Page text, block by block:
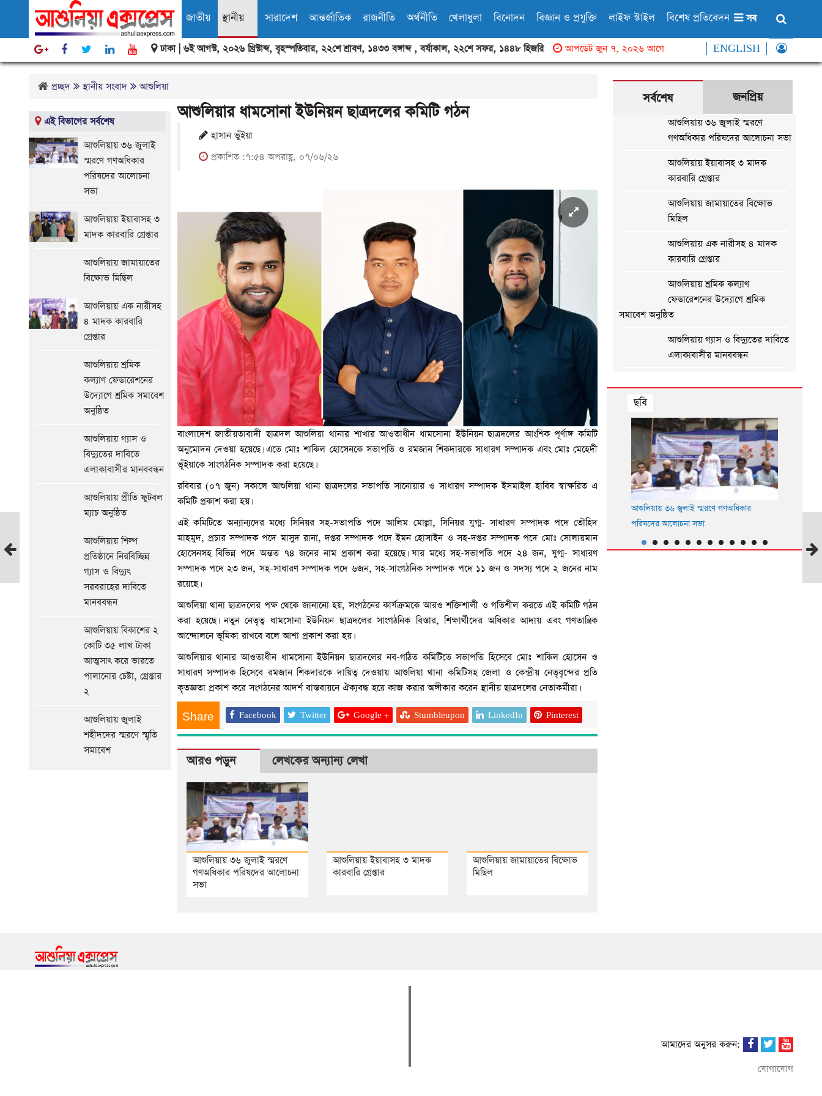
জাতীয় স্থানীয় সারাদেশ আন্তর্জাতিক রাজনীতি অর্থনীতি খেলাধুলা বিনোদন বিজ্ঞান ও প্রযুক্তি লাইফ স্টাইল বিশেষ প্রতিবেদন
বিবিধ
সব
ঢাকা | ৬ই আগস্ট, ২০২৬ খ্রিস্টাব্দ,বৃহস্পতিবার, ২২শে শ্রাবণ, ১৪৩৩ বঙ্গাব্দ,বর্ষাকাল, ২২শে সফর, ১৪৪৮ হিজরি আপডেট জুন ৭, ২০২৬ আগে ENGLISH
ছাত্রলীগের
সক্রিয়
কর্মী
রুবেল
গ্রেপ্তার
প্রচ্ছদ স্থানীয় সংবাদ আশুলিয়া
আশুলিয়ার ধামসোনা ইউনিয়ন ছাত্রদলের কমিটি গঠন
হাসান ভুঁইয়া
প্রকাশিত :৭:৫৪ অপরাহ্ণ, ০৭/০৬/২৬
বাংলাদেশ জাতীয়তাবাদী ছাত্রদল আশুলিয়া থানার শাখার আওতাধীন ধামসোনা ইউনিয়ন ছাত্রদলের আংশিক পূর্ণাঙ্গ কমিটি
অনুমোদন দেওয়া হয়েছে। এতে মোঃ শাকিল হোসেনকে সভাপতি ও রমজান শিকদারকে সাধারণ সম্পাদক এবং মোঃ মেহেদী
ভূঁইয়াকে সাংগঠনিক সম্পাদক করা হয়েছে।
রবিবার (০৭ জুন) সকালে আশুলিয়া থানা ছাত্রদলের সভাপতি সানোয়ার ও সাধারণ সম্পাদক ইসমাইল হাবিব স্বাক্ষরিত এ
কমিটি প্রকাশ করা হয়।
এই কমিটিতে অন্যান্যদের মধ্যে সিনিয়র সহ-সভাপতি পদে আলিম মোল্লা, সিনিয়র যুগ্ম- সাধারণ সম্পাদক পদে তৌহিদ
মাহমুদ, প্রচার সম্পাদক পদে মাসুদ রানা, দপ্তর সম্পাদক পদে ইমন হোসাইন ও সহ-দপ্তর সম্পাদক পদে মোঃ সোলায়মান
হোসেনসহ বিভিন্ন পদে অন্তত ৭৪ জনের নাম প্রকাশ করা হয়েছে। যার মধ্যে সহ-সভাপতি পদে ২৪ জন, যুগ্ম- সাধারণ
সম্পাদক পদে ২৩ জন, সহ-সাধারণ সম্পাদক পদে ৬জন, সহ-সাংগঠনিক সম্পাদক পদে ১১ জন ও সদস্য পদে ২ জনের নাম
রয়েছে।
আশুলিয়া থানা ছাত্রদলের পক্ষ থেকে জানানো হয়, সংগঠনের কার্যক্রমকে আরও শক্তিশালী ও গতিশীল করতে এই কমিটি গঠন
করা হয়েছে। নতুন নেতৃত্ব ধামসোনা ইউনিয়ন ছাত্রদলের সাংগঠনিক বিস্তার, শিক্ষার্থীদের অধিকার আদায় এবং গণতান্ত্রিক
আন্দোলনে ভূমিকা রাখবে বলে আশা প্রকাশ করা হয়।
আশুলিয়ার থানার আওতাধীন ধামসোনা ইউনিয়ন ছাত্রদলের নব-গঠিত কমিটিতে সভাপতি হিসেবে মোঃ শাকিল হোসেন ও
সাধারণ সম্পাদক হিসেবে রমজান শিকদারকে দায়িত্ব দেওয়ায় আশুলিয়া থানা কমিটিসহ জেলা ও কেন্দ্রীয় নেতৃবৃন্দের প্রতি
কৃতজ্ঞতা প্রকাশ করে সংগঠনের আদর্শ বাস্তবায়নে ঐক্যবদ্ধ হয়ে কাজ করার অঙ্গীকার করেন স্থানীয় ছাত্রদলের নেতাকর্মীরা।
Share Facebook Twitter Google + Stumbleupon LinkedIn Pinterest
আরও পড়ুন লেখকের অন্যান্য লেখা
আশুলিয়ায় ৩৬ জুলাই স্মরণে
গণঅধিকার পরিষদের আলোচনা
সভা
আশুলিয়ায় ইয়াবাসহ ৩ মাদক
কারবারি গ্রেপ্তার
আশুলিয়ায় জামায়াতের বিক্ষোভ
মিছিল
এই বিভাগের সর্বশেষ
আশুলিয়ায় ৩৬ জুলাই
স্মরণে গণঅধিকার
পরিষদের আলোচনা
সভা
আশুলিয়ায় ইয়াবাসহ ৩
মাদক কারবারি গ্রেপ্তার
আশুলিয়ায় জামায়াতের
বিক্ষোভ মিছিল
আশুলিয়ায় এক নারীসহ
৪ মাদক কারবারি
গ্রেপ্তার
আশুলিয়ায় শ্রমিক
কল্যাণ ফেডারেশনের
উদ্যোগে শ্রমিক সমাবেশ
অনুষ্ঠিত
আশুলিয়ায় গ্যাস ও
বিদ্যুতের দাবিতে
এলাকাবাসীর মানববন্ধন
আশুলিয়ায় প্রীতি ফুটবল
ম্যাচ অনুষ্ঠিত
আশুলিয়ায় শিল্প
প্রতিষ্ঠানে নিরবিচ্ছিন্ন
গ্যাস ও বিদ্যুৎ
সরবরাহের দাবিতে
মানববন্ধন
আশুলিয়ায় বিকাশের ২
কোটি ৩৫ লাখ টাকা
আত্মসাৎ করে ভারতে
পালানোর চেষ্টা, গ্রেপ্তার
২
আশুলিয়ায় জুলাই
শহীদদের স্মরণে স্মৃতি
সমাবেশ
সর্বশেষ জনপ্রিয়
আশুলিয়ায় ৩৬ জুলাই স্মরণে
গণঅধিকার পরিষদের আলোচনা সভা
আশুলিয়ায় ইয়াবাসহ ৩ মাদক
কারবারি গ্রেপ্তার
আশুলিয়ায় জামায়াতের বিক্ষোভ
মিছিল
আশুলিয়ায় এক নারীসহ ৪ মাদক
কারবারি গ্রেপ্তার
আশুলিয়ায় শ্রমিক কল্যাণ
ফেডারেশনের উদ্যোগে শ্রমিক
সমাবেশ অনুষ্ঠিত
আশুলিয়ায় গ্যাস ও বিদ্যুতের দাবিতে
এলাকাবাসীর মানববন্ধন
আশুলিয়ায় শিল্প প্রতিষ্ঠানে নিরবিচ্ছিন্ন
গ্যাস ও বিদ্যুৎ সরবরাহের দাবিতে
মানববন্ধন
আশুলিয়ায় বিকাশের ২ কোটি ৩৫
লাখ টাকা আত্মসাৎ করে ভারতে
পালানোর চেষ্টা, গ্রেপ্তার ২
স্মৃতি সমাবেশ
ছবি
আশুলিয়ায় পুলিশের সঙ্গে গোলাগুলি: নারীকে
জিম্মি করে পালাল ‘শুটার বাপ্পি’
আশুলিয়ায় ৩৬ জুলাই স্মরণে গণঅধিকার
পরিষদের আলোচনা সভা
আমাদের অনুসর করুন:
যোগাযোগ